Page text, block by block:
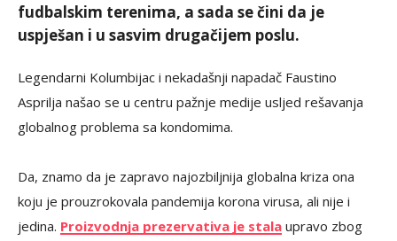
fudbalskim terenima, a sada se čini da je
uspješan i u sasvim drugačijem poslu.
Legendarni Kolumbijac i nekadašnji napadač Faustino
Asprilja našao se u centru pažnje medije usljed rešavanja
globalnog problema sa kondomima.
Da, znamo da je zapravo najozbiljnija globalna kriza ona
koju je prouzrokovala pandemija korona virusa, ali nije i
jedina. Proizvodnja prezervativa je stala upravo zbog